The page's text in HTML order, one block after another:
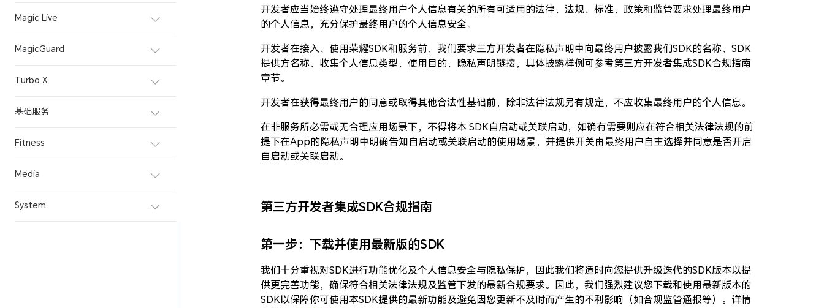
Magic Live
MagicGuard
Turbo X
基础服务
Fitness
Media
System
开发者应当始终遵守处理最终用户个人信息有关的所有可适用的法律、法规、标准、政策和监管要求处理最终用户
的个人信息，充分保护最终用户的个人信息安全。
开发者在接入、使用荣耀SDK和服务前，我们要求三方开发者在隐私声明中向最终用户披露我们SDK的名称、SDK
提供方名称、收集个人信息类型、使用目的、隐私声明链接，具体披露样例可参考第三方开发者集成SDK合规指南
章节。
开发者在获得最终用户的同意或取得其他合法性基础前，除非法律法规另有规定，不应收集最终用户的个人信息。
在非服务所必需或无合理应用场景下，不得将本 SDK自启动或关联启动，如确有需要则应在符合相关法律法规的前
提下在App的隐私声明中明确告知自启动或关联启动的使用场景，并提供开关由最终用户自主选择并同意是否开启
自启动或关联启动。
第三方开发者集成SDK合规指南
第一步：下载并使用最新版的SDK
我们十分重视对SDK进行功能优化及个人信息安全与隐私保护，因此我们将适时向您提供升级迭代的SDK版本以提
供更完善功能，确保符合相关法律法规及监管下发的最新合规要求。因此，我们强烈建议您下载和使用最新版本的
SDK以保障你可使用本SDK提供的最新功能及避免因您更新不及时而产生的不利影响（如合规监管通报等）。详情